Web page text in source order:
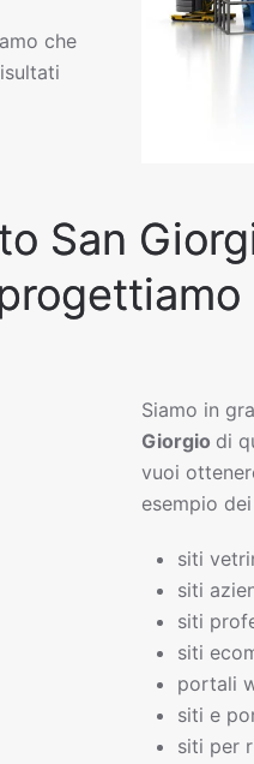
che
San
Siamo in
Giorgio di
vuoi
esempio
siti
siti
siti
siti
portali
siti e
siti per